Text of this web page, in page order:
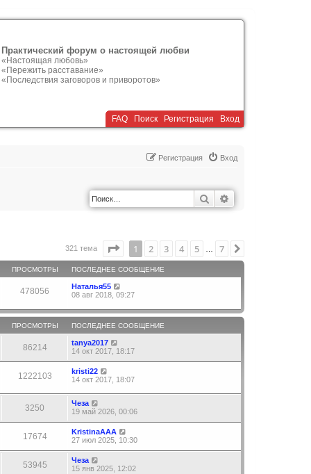
Практический форум о настоящей любви
«Настоящая любовь»
«Пережить расставание»
«Последствия заговоров и приворотов»
FAQ Поиск Регистрация Вход
Вход
Регистрация
Поиск
321 тема Страница1 из
1 2 3 4 5 7
ПРОСМОТРЫ ПОСЛЕДНЕЕ СООБЩЕНИЕ
478056
Наталья55
08 авг 2018, 09:27
ПРОСМОТРЫ ПОСЛЕДНЕЕ СООБЩЕНИЕ
86214
tanya2017
14 окт 2017, 18:17
1222103
kristi22
14 окт 2017, 18:07
3250
Чеза
19 май 2026, 00:06
17674
KristinaAAA
27 июл 2025, 10:30
53945
Чеза
15 янв 2025, 12:02